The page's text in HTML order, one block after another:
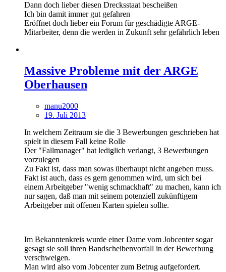
Dann doch lieber diesen Drecksstaat bescheißen
Ich bin damit immer gut gefahren
Eröffnet doch lieber ein Forum für geschädigte ARGE-
Mitarbeiter, denn die werden in Zukunft sehr gefährlich leben
Massive Probleme mit der ARGE
Oberhausen
manu2000
19. Juli 2013
In welchem Zeitraum sie die 3 Bewerbungen geschrieben hat
spielt in diesem Fall keine Rolle
Der "Fallmanager" hat lediglich verlangt, 3 Bewerbungen
vorzulegen
Zu Fakt ist, dass man sowas überhaupt nicht angeben muss.
Fakt ist auch, dass es gern genommen wird, um sich bei
einem Arbeitgeber "wenig schmackhaft" zu machen, kann ich
nur sagen, daß man mit seinem potenziell zukünftigem
Arbeitgeber mit offenen Karten spielen sollte.
Im Bekanntenkreis wurde einer Dame vom Jobcenter sogar
gesagt sie soll ihren Bandscheibenvorfall in der Bewerbung
verschweigen.
Man wird also vom Jobcenter zum Betrug aufgefordert.